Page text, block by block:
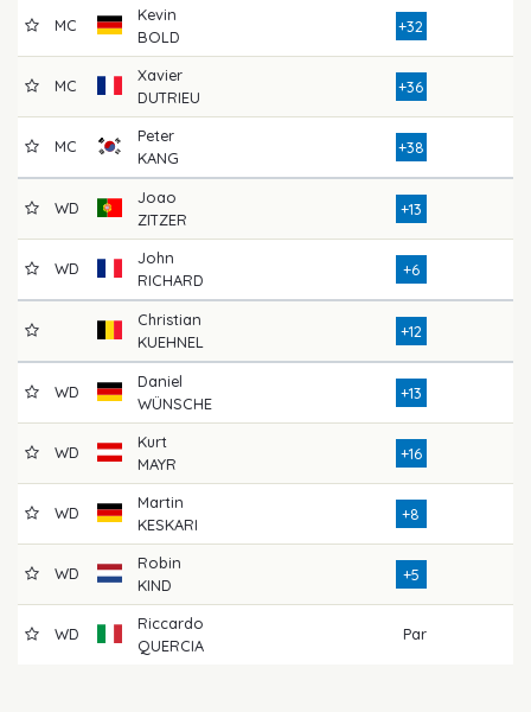
MC
Kevin
BOLD
+32
MC
Xavier
DUTRIEU
+36
MC
Peter
KANG
+38
WD
Joao
ZITZER
+13
WD
John
RICHARD
+6
Christian
KUEHNEL
+12
WD
Daniel
WÜNSCHE
+13
WD
Kurt
MAYR
+16
WD
Martin
KESKARI
+8
WD
Robin
KIND
+5
WD
Riccardo
QUERCIA
Par